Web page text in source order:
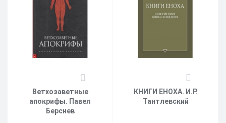
Ветхозаветные
апокрифы. Павел
Берснев
4
КНИГИ ЕНОХА. И.Р.
Тантлевский